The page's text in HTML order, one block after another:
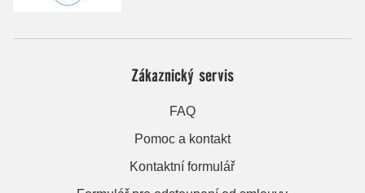
Zákaznický servis
FAQ
Pomoc a kontakt
Kontaktní formulář